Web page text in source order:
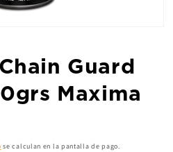
Guard
Maxima
se calculan en la pantalla de pago.